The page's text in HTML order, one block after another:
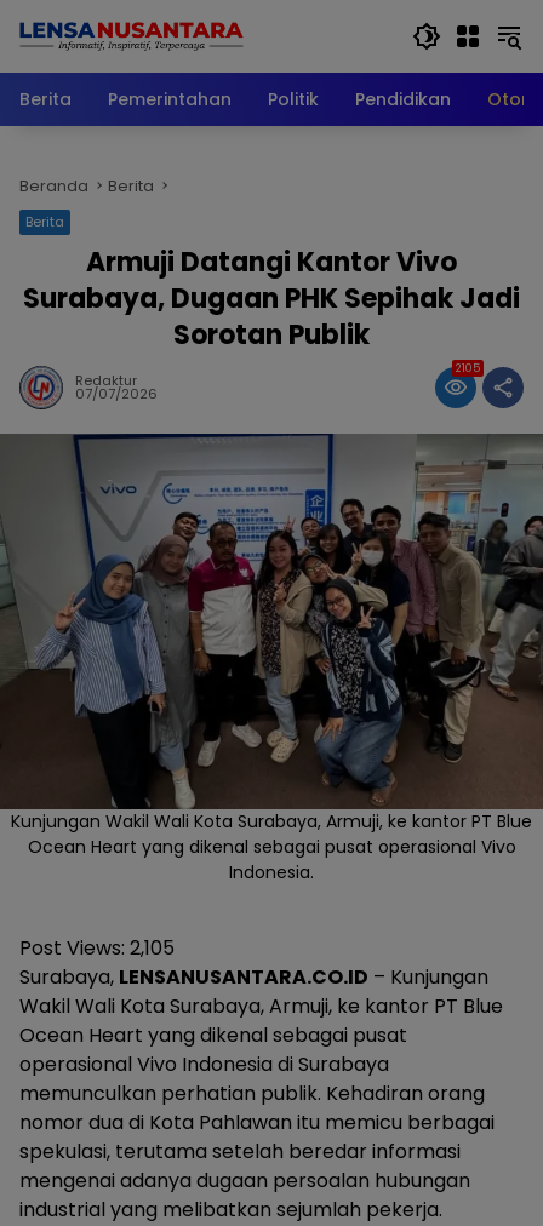
Berita
Pemerintahan Politik Pendidikan
Beranda Berita
Berita
Armuji Datangi Kantor Vivo
Surabaya, Dugaan PHK Sepihak Jadi
Sorotan Publik
Redaktur
07/07/2026
2105
Kunjungan Wakil Wali Kota Surabaya, Armuji, ke kantor PT Blue
Ocean Heart yang dikenal sebagai pusat operasional Vivo
Indonesia.
Post Views: 2,105
Surabaya, LENSANUSANTARA.CO.ID – Kunjungan
Wakil Wali Kota Surabaya, Armuji, ke kantor PT Blue
Ocean Heart yang dikenal sebagai pusat
operasional Vivo Indonesia di Surabaya
memunculkan perhatian publik. Kehadiran orang
nomor dua di Kota Pahlawan itu memicu berbagai
spekulasi, terutama setelah beredar informasi
mengenai adanya dugaan persoalan hubungan
industrial yang melibatkan sejumlah pekerja.